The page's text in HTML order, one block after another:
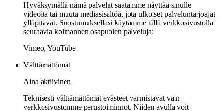
Hyväksymällä nämä palvelut saatamme näyttää sinulle
videoita tai muuta mediasisältöä, jota ulkoiset palveluntarjoajat
ylläpitävät. Suostumuksellasi käytämme tällä verkkosivustolla
seuraavia kolmannen osapuolen palveluja:
Vimeo, YouTube
Välttämättömät
Aina aktiivinen
Teknisesti välttämättömät evästeet varmistavat vain
verkkosivustomme perustoiminnot. Niiden avulla voit